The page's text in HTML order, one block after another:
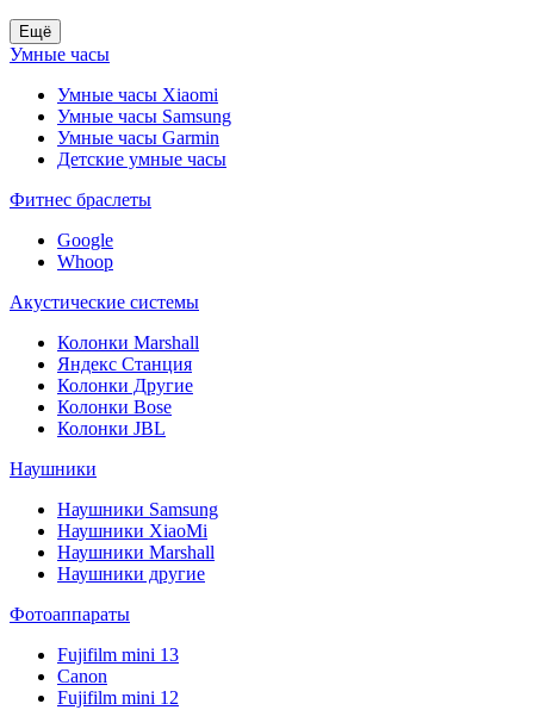
Ещё
Умные часы
Умные часы Xiaomi
Умные часы Samsung
Умные часы Garmin
Детские умные часы
Фитнес браслеты
Google
Whoop
Акустические системы
Колонки Marshall
Яндекс Станция
Колонки Другие
Колонки Bose
Колонки JBL
Наушники
Наушники Samsung
Наушники XiaoMi
Наушники Marshall
Наушники другие
Фотоаппараты
Fujifilm mini 13
Canon
Fujifilm mini 12